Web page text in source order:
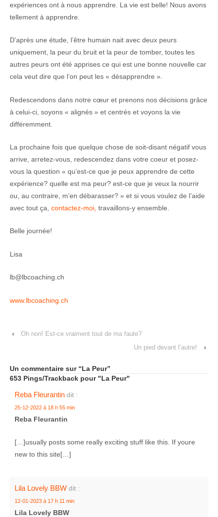
expériences ont à nous apprendre. La vie est belle! Nous avons
tellement à apprendre.
D’après une étude, l’être humain nait avec deux peurs
uniquement, la peur du bruit et la peur de tomber, toutes les
autres peurs ont été apprises ce qui est une bonne nouvelle car
cela veut dire que l’on peut les « désapprendre ».
Redescendons dans notre cœur et prenons nos décisions grâce
à celui-ci, soyons « alignés » et centrés et voyons la vie
différemment.
La prochaine fois que quelque chose de soit-disant négatif vous
arrive, arretez-vous, redescendez dans votre coeur et posez-
vous la question « qu’est-ce que je peux apprendre de cette
expérience? quelle est ma peur? est-ce que je veux la nourrir
ou, au contraire, m’en débarasser? » et si vous voulez de l’aide
avec tout ça, contactez-moi, travaillons-y ensemble.
Belle journée!
Lisa
lb@lbcoaching.ch
www.lbcoaching.ch
‹
Oh non! Est-ce vraiment tout de ma faute?
Un pied devant l’autre!
›
Un commentaire sur “La Peur”
653 Pings/Trackback pour "La Peur"
Reba Fleurantin dit :
25-12-2022 à 18 h 55 min
Reba Fleurantin
[…]usually posts some really exciting stuff like this. If youre
new to this site[…]
Lila Lovely BBW dit :
12-01-2023 à 17 h 11 min
Lila Lovely BBW